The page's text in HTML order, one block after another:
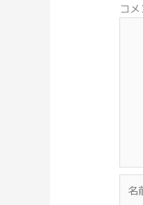
コメ